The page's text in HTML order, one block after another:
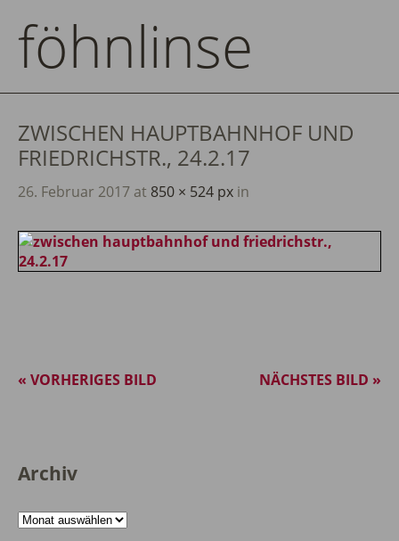
föhnlinse
ZWISCHEN HAUPTBAHNHOF UND
FRIEDRICHSTR., 24.2.17
26. Februar 2017 at 850 × 524 px in
« VORHERIGES BILD NÄCHSTES BILD »
Archiv
Archiv